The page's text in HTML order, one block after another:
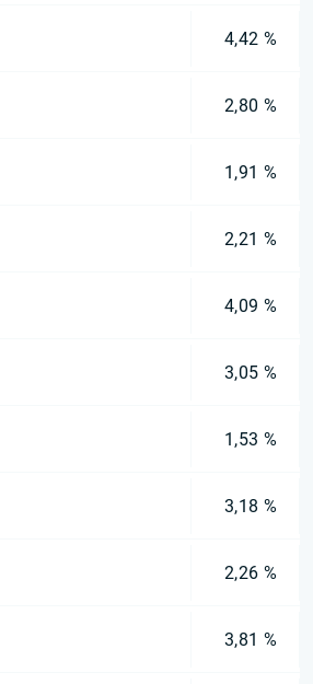
4,42 %
2,80 %
1,91 %
2,21 %
4,09 %
3,05 %
1,53 %
3,18 %
2,26 %
3,81 %